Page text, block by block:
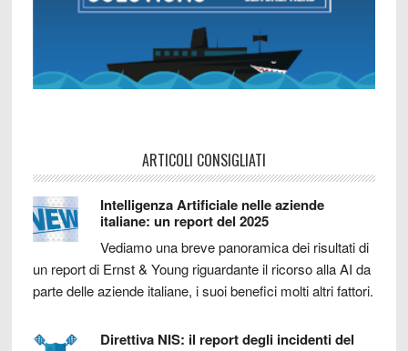
ARTICOLI CONSIGLIATI
Intelligenza Artificiale nelle aziende
italiane: un report del 2025
Vediamo una breve panoramica dei risultati di
un report di Ernst & Young riguardante il ricorso alla AI da
parte delle aziende italiane, i suoi benefici molti altri fattori.
Direttiva NIS: il report degli incidenti del